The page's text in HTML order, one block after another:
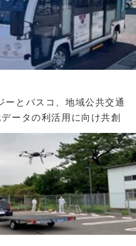
ーとパスコ、地域公共交通
ータの利活用に向け共創